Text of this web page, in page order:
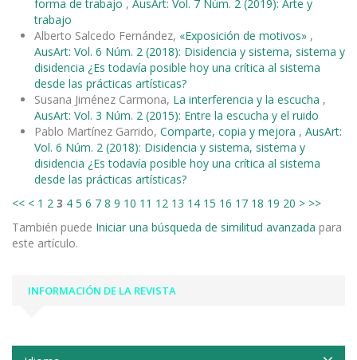
forma de trabajo , AusArt: Vol. 7 Núm. 2 (2019): Arte y
trabajo
Alberto Salcedo Fernández, «Exposición de motivos» ,
AusArt: Vol. 6 Núm. 2 (2018): Disidencia y sistema, sistema y
disidencia ¿Es todavía posible hoy una crítica al sistema
desde las prácticas artísticas?
Susana Jiménez Carmona, La interferencia y la escucha ,
AusArt: Vol. 3 Núm. 2 (2015): Entre la escucha y el ruido
Pablo Martínez Garrido, Comparte, copia y mejora , AusArt:
Vol. 6 Núm. 2 (2018): Disidencia y sistema, sistema y
disidencia ¿Es todavía posible hoy una crítica al sistema
desde las prácticas artísticas?
<< < 1 2 3 4 5 6 7 8 9 10 11 12 13 14 15 16 17 18 19 20 > >>
También puede Iniciar una búsqueda de similitud avanzada para
este artículo.
INFORMACIÓN DE LA REVISTA